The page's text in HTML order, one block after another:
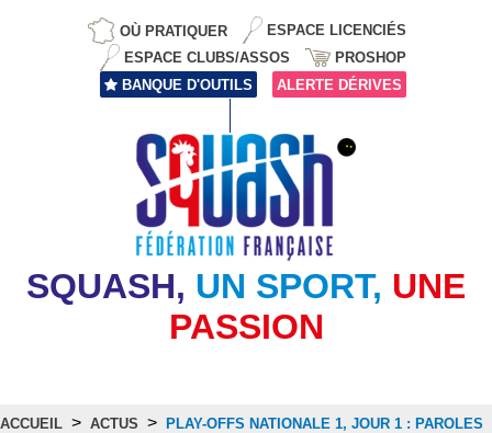
OÙ PRATIQUER
ESPACE LICENCIÉS
ESPACE CLUBS/ASSOS
PROSHOP
BANQUE D'OUTILS
ALERTE DÉRIVES
SQUASH, UN SPORT, UNE
PASSION
ACCUEIL > ACTUS > PLAY-OFFS NATIONALE 1, JOUR 1 : PAROLES